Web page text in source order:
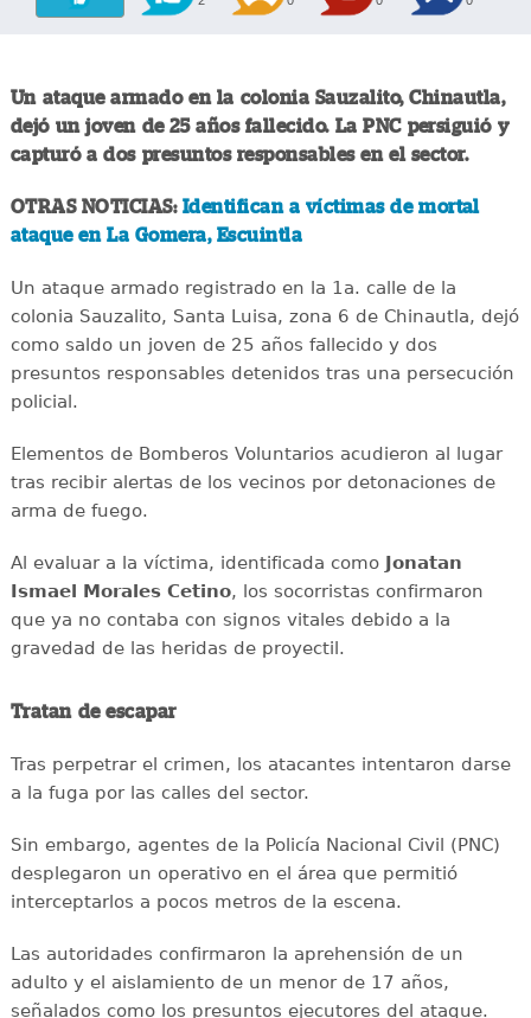
Un ataque armado en la colonia Sauzalito, Chinautla,
dejó un joven de 25 años fallecido. La PNC persiguió y
capturó a dos presuntos responsables en el sector.
OTRAS NOTICIAS:Identifican a víctimas de mortal
ataque en La Gomera, Escuintla
Un ataque armado registrado en la 1a. calle de la
colonia Sauzalito, Santa Luisa, zona 6 de Chinautla, dejó
como saldo un joven de 25 años fallecido y dos
presuntos responsables detenidos tras una persecución
policial.
Elementos de Bomberos Voluntarios acudieron al lugar
tras recibir alertas de los vecinos por detonaciones de
arma de fuego.
Al evaluar a la víctima, identificada como Jonatan
Ismael Morales Cetino, los socorristas confirmaron
que ya no contaba con signos vitales debido a la
gravedad de las heridas de proyectil.
Tratan de escapar
Tras perpetrar el crimen, los atacantes intentaron darse
a la fuga por las calles del sector.
Sin embargo, agentes de la Policía Nacional Civil (PNC)
desplegaron un operativo en el área que permitió
interceptarlos a pocos metros de la escena.
Las autoridades confirmaron la aprehensión de un
adulto y el aislamiento de un menor de 17 años,
señalados como los presuntos ejecutores del ataque.